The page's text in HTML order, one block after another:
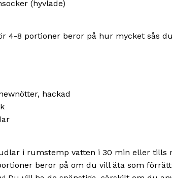
(hyvlade)
4-8 portioner beror på hur mycket sås
hackad
i rumstemp vatten i 30 min eller
beror på om du vill äta som